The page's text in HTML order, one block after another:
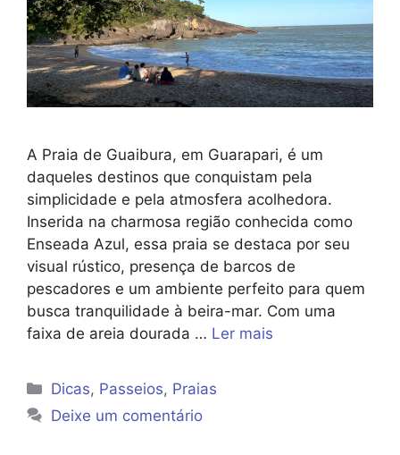
A Praia de Guaibura, em Guarapari, é um
daqueles destinos que conquistam pela
simplicidade e pela atmosfera acolhedora.
Inserida na charmosa região conhecida como
Enseada Azul, essa praia se destaca por seu
visual rústico, presença de barcos de
pescadores e um ambiente perfeito para quem
busca tranquilidade à beira-mar. Com uma
faixa de areia dourada … Ler mais
Categorias
Dicas, Passeios, Praias
Deixe um comentário